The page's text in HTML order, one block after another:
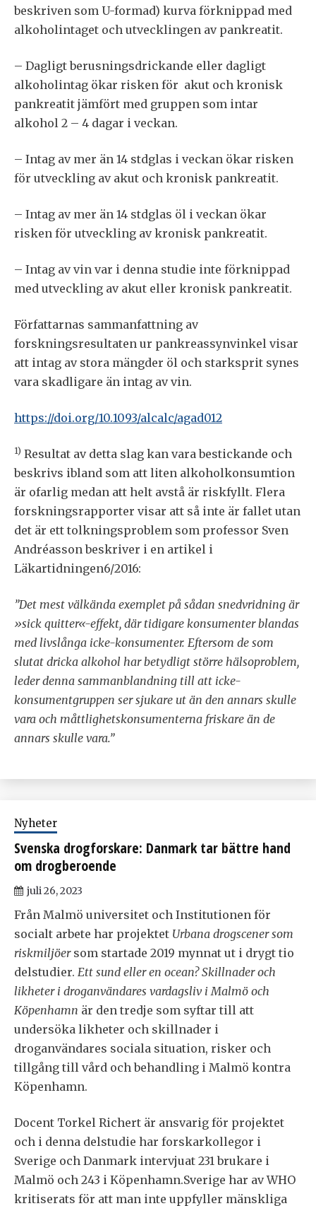
beskriven som U-formad) kurva förknippad med
alkoholintaget och utvecklingen av pankreatit.
– Dagligt berusningsdrickande eller dagligt
alkoholintag ökar risken för akut och kronisk
pankreatit jämfört med gruppen som intar
alkohol 2 – 4 dagar i veckan.
– Intag av mer än 14 stdglas i veckan ökar risken
för utveckling av akut och kronisk pankreatit.
– Intag av mer än 14 stdglas öl i veckan ökar
risken för utveckling av kronisk pankreatit.
– Intag av vin var i denna studie inte förknippad
med utveckling av akut eller kronisk pankreatit.
Författarnas sammanfattning av
forskningsresultaten ur pankreassynvinkel visar
att intag av stora mängder öl och starksprit synes
vara skadligare än intag av vin.
https://doi.org/10.1093/alcalc/agad012
1) Resultat av detta slag kan vara bestickande och
beskrivs ibland som att liten alkoholkonsumtion
är ofarlig medan att helt avstå är riskfyllt. Flera
forskningsrapporter visar att så inte är fallet utan
det är ett tolkningsproblem som professor Sven
Andréasson beskriver i en artikel i
Läkartidningen6/2016:
”Det mest välkända exemplet på sådan snedvridning är
»sick quitter«-effekt, där tidigare konsumenter blandas
med livslånga icke-konsumenter. Eftersom de som
slutat dricka alkohol har betydligt större hälsoproblem,
leder denna sammanblandning till att icke-
konsumentgruppen ser sjukare ut än den annars skulle
vara och måttlighetskonsumenterna friskare än de
annars skulle vara.”
Nyheter
Svenska drogforskare: Danmark tar bättre hand
om drogberoende
juli 26, 2023
Från Malmö universitet och Institutionen för
socialt arbete har projektet Urbana drogscener som
riskmiljöersom startade 2019 mynnat ut i drygt tio
delstudier. Ett sund eller en ocean? Skillnader och
likheter i droganvändares vardagsliv i Malmö och
Köpenhamn är den tredje som syftar till att
undersöka likheter och skillnader i
droganvändares sociala situation, risker och
tillgång till vård och behandling i Malmö kontra
Köpenhamn.
Docent Torkel Richert är ansvarig för projektet
och i denna delstudie har forskarkollegor i
Sverige och Danmark intervjuat 231 brukare i
Malmö och 243 i Köpenhamn.Sverige har av WHO
kritiserats för att man inte uppfyller mänskliga